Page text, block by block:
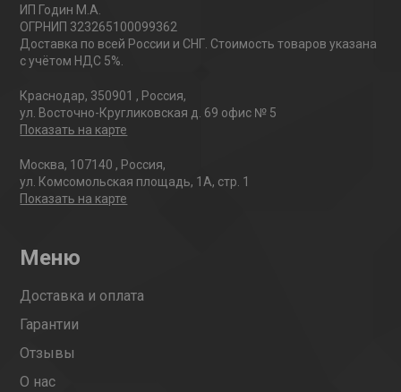
ИП Годин М.А.
ОГРНИП 323265100099362
Доставка по всей России и СНГ. Стоимость товаров указана
с учётом НДС 5%.
Краснодар, 350901 , Россия,
ул. Восточно-Кругликовская д. 69 офис № 5
Показать на карте
Москва, 107140 , Россия,
ул. Комсомольская площадь, 1А, стр. 1
Показать на карте
Меню
Доставка и оплата
Гарантии
Отзывы
О нас